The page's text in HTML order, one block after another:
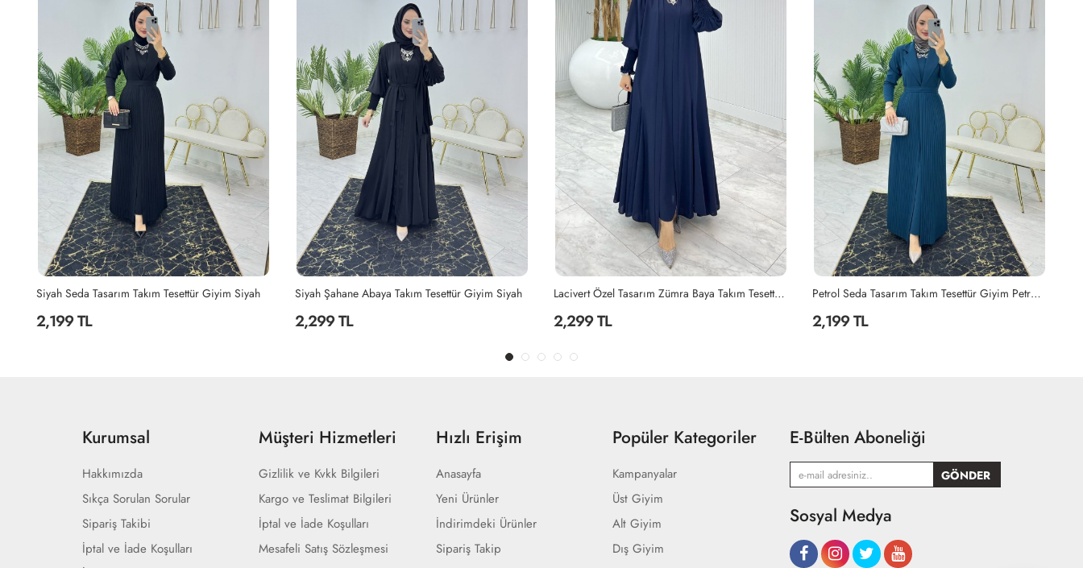
Siyah Şahane Abaya Takım Tesettür Giyim Siyah
2,299 TL
Lacivert Özel Tasarım Zümra Baya Takım Tesettür Giyim Lacivert
2,299 TL
Petrol Seda Tasarım Takım Tesettür Giyim Petrol Mavisi
2,199 TL
Yağ Yeşili Hadise Kalem Elbise Tesettür Giyim Yağ Yeşili
2,199 TL
Kurumsal
Hakkımızda
Sıkça Sorulan Sorular
Sipariş Takibi
İptal ve İade Koşulları
Müşteri Hizmetleri
Gizlilik ve Kvkk Bilgileri
Kargo ve Teslimat Bilgileri
İptal ve İade Koşulları
Mesafeli Satış Sözleşmesi
Hızlı Erişim
Anasayfa
Yeni Ürünler
İndirimdeki Ürünler
Sipariş Takip
Popüler Kategoriler
Kampanyalar
Üst Giyim
Alt Giyim
Dış Giyim
E-Bülten Aboneliği
Sosyal Medya